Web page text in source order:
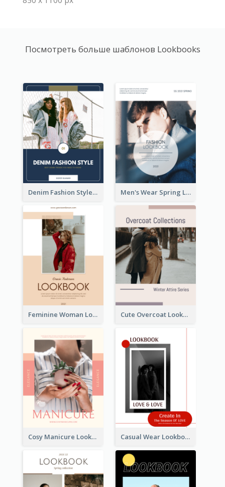
Посмотреть больше шаблонов Lookbooks
Denim Fashion Style Lookbook Men's Wear Spring Lookbook
Feminine Woman Lookbook Cute Overcoat Lookbook
Cosy Manicure Lookbook Casual Wear Lookbook